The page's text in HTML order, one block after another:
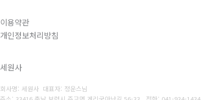
이용약관
개인정보처리방침
세원사
회사명: 세원사 대표자: 정운스님